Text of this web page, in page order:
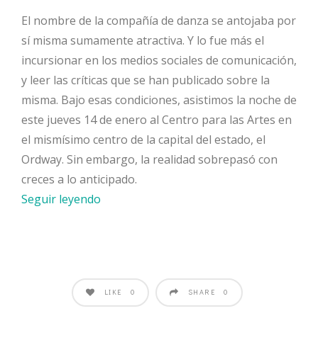
El nombre de la compañía de danza se antojaba por
sí misma sumamente atractiva. Y lo fue más el
incursionar en los medios sociales de comunicación,
y leer las críticas que se han publicado sobre la
misma. Bajo esas condiciones, asistimos la noche de
este jueves 14 de enero al Centro para las Artes en
el mismísimo centro de la capital del estado, el
Ordway. Sin embargo, la realidad sobrepasó con
creces a lo anticipado.
Seguir leyendo
LIKE 0 SHARE 0